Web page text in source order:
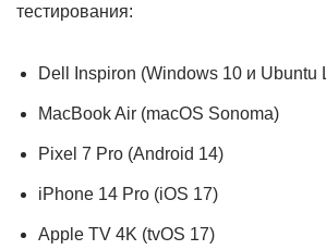
тестирования:
Dell Inspiron (Windows 10 и Ubuntu
MacBook Air (macOS Sonoma)
Pixel 7 Pro (Android 14)
iPhone 14 Pro (iOS 17)
Apple TV 4K (tvOS 17)